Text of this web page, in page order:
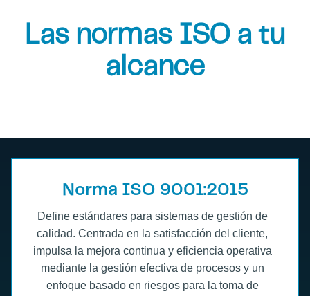
Las normas ISO a tu
alcance
Norma ISO 9001:2015
Define estándares para sistemas de gestión de
calidad. Centrada en la satisfacción del cliente,
impulsa la mejora continua y eficiencia operativa
mediante la gestión efectiva de procesos y un
enfoque basado en riesgos para la toma de